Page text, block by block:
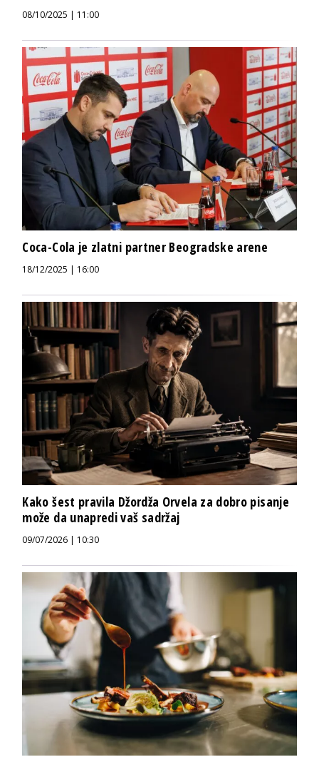
08/10/2025 | 11:00
Coca-Cola je zlatni partner Beogradske arene
18/12/2025 | 16:00
Kako šest pravila Džordža Orvela za dobro pisanje
može da unapredi vaš sadržaj
09/07/2026 | 10:30